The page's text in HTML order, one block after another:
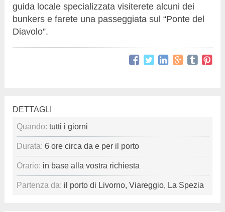
guida locale specializzata visiterete alcuni dei
bunkers e farete una passeggiata sul “Ponte del
Diavolo”.
DETTAGLI
Quando: tutti i giorni
Durata: 6 ore circa da e per il porto
Orario: in base alla vostra richiesta
Partenza da: il porto di Livorno, Viareggio, La Spezia